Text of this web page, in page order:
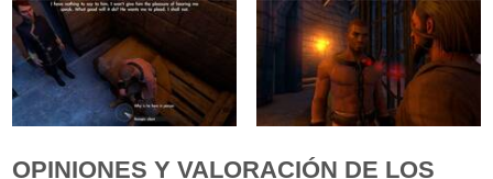
OPINIONES Y VALORACIÓN DE LOS